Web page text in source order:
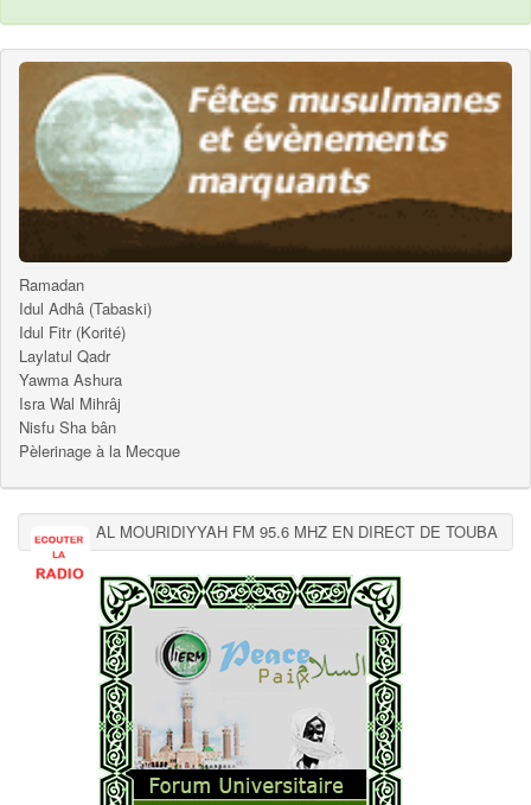
Ramadan
Idul Adhâ (Tabaski)
Idul Fitr (Korité)
Laylatul Qadr
Yawma Ashura
Isra Wal Mihrâj
Nisfu Sha bân
Pèlerinage à la Mecque
AL MOURIDIYYAH FM 95.6 MHZ EN DIRECT DE TOUBA